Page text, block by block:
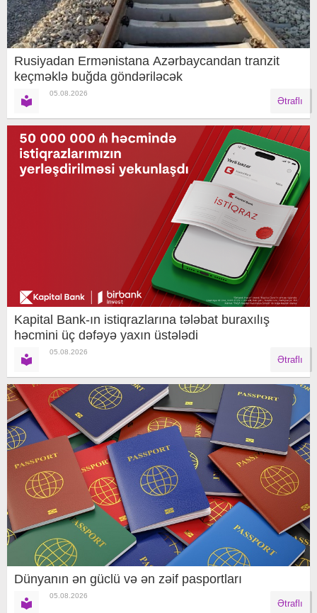
Rusiyadan Ermənistana Azərbaycandan tranzit
keçməklə buğda göndəriləcək
05.08.2026
Ətraflı
Kapital Bank-ın istiqrazlarına tələbat buraxılış
həcmini üç dəfəyə yaxın üstələdi
05.08.2026
Ətraflı
Dünyanın ən güclü və ən zəif pasportları
05.08.2026
Ətraflı